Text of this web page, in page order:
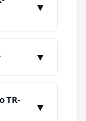
▼
▼
TR-
▼